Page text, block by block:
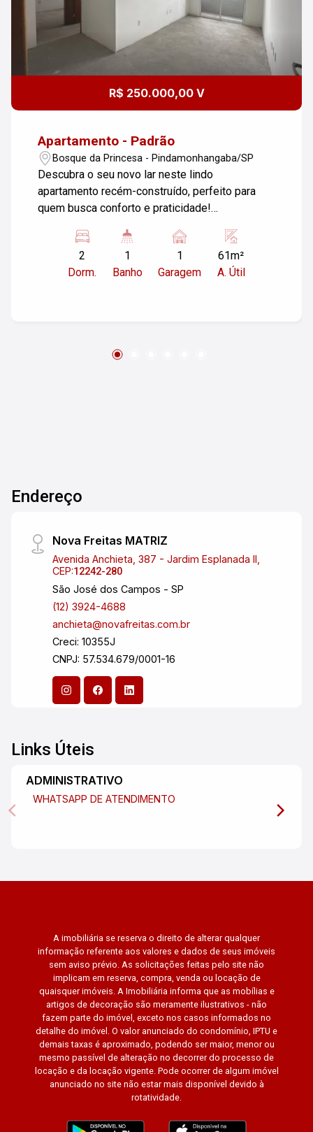
R$ 250.000,00 V
Apartamento - Padrão
Bosque da Princesa - Pindamonhangaba/SP
Descubra o seu novo lar neste lindo
apartamento recém-construído, perfeito para
quem busca conforto e praticidade!
ambiente aberto, proporcionando um espaço
moderno e integrado. 2 Dormitórios, sendo 1
suíte, ideal para sua privacidade e conforto. 1
Bosque da Princesa, com fácil acesso a
2
Dorm.
1
Banho
1
Garagem
61m²
A. Útil
Endereço
Nova Freitas MATRIZ
Avenida Anchieta, 387 - Jardim Esplanada II,
CEP:12242-280
São José dos Campos - SP
(12) 3924-4688
anchieta@novafreitas.com.br
Creci: 10355J
CNPJ: 57.534.679/0001-16
Links Úteis
ADMINISTRATIVO
WHATSAPP DE ATENDIMENTO
A imobiliária se reserva o direito de alterar qualquer
informação referente aos valores e dados de seus imóveis
sem aviso prévio. As solicitações feitas pelo site não
implicam em reserva, compra, venda ou locação de
quaisquer imóveis. A Imobiliária informa que as mobílias e
artigos de decoração são meramente ilustrativos - não
fazem parte do imóvel, exceto nos casos informados no
detalhe do imóvel. O valor anunciado do condomínio, IPTU e
demais taxas é aproximado, podendo ser maior, menor ou
mesmo passível de alteração no decorrer do processo de
locação e da locação vigente. Pode ocorrer de algum imóvel
anunciado no site não estar mais disponível devido à
rotatividade.